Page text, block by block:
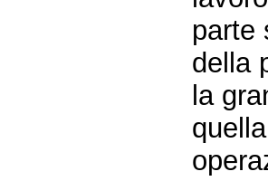
parte
della
la